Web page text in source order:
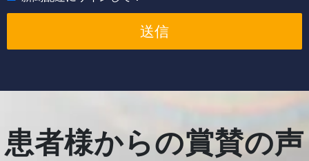
送信
患者様からの賞賛の声